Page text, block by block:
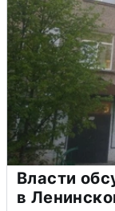
Власти
в